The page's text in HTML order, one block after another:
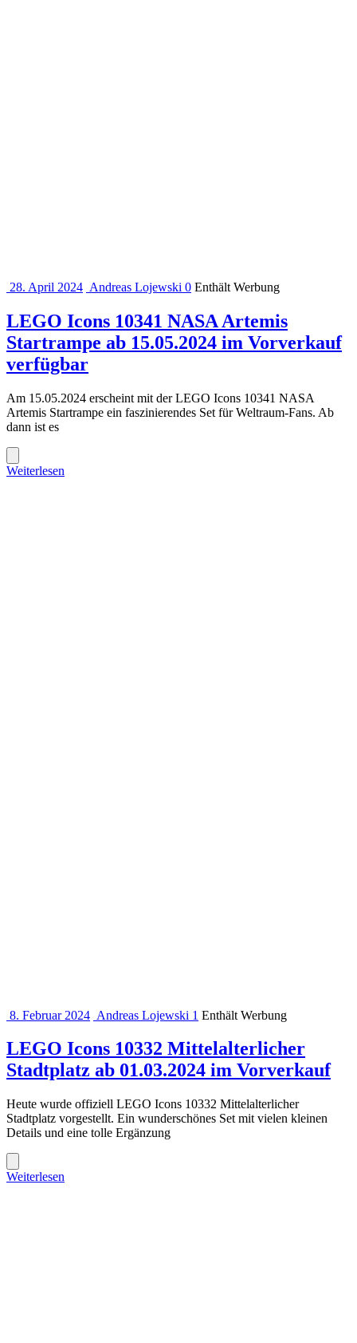
28. April 2024 Andreas Lojewski 0 Enthält Werbung
LEGO Icons 10341 NASA Artemis
Startrampe ab 15.05.2024 im Vorverkauf
verfügbar
Am 15.05.2024 erscheint mit der LEGO Icons 10341 NASA
Artemis Startrampe ein faszinierendes Set für Weltraum-Fans. Ab
dann ist es
Weiterlesen
8. Februar 2024 Andreas Lojewski 1 Enthält Werbung
LEGO Icons 10332 Mittelalterlicher
Stadtplatz ab 01.03.2024 im Vorverkauf
Heute wurde offiziell LEGO Icons 10332 Mittelalterlicher
Stadtplatz vorgestellt. Ein wunderschönes Set mit vielen kleinen
Details und eine tolle Ergänzung
Weiterlesen